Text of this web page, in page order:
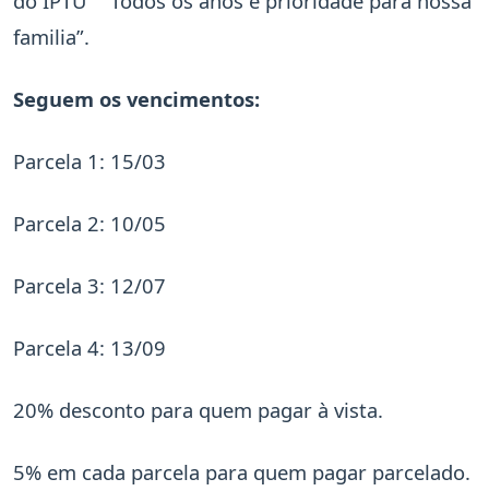
familia”.
Seguem os vencimentos:
Parcela 1: 15/03
Parcela 2: 10/05
Parcela 3: 12/07
Parcela 4: 13/09
20% desconto para quem pagar à vista.
5% em cada parcela para quem pagar parcelado.